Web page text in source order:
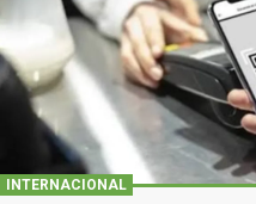
INTERNACIONAL